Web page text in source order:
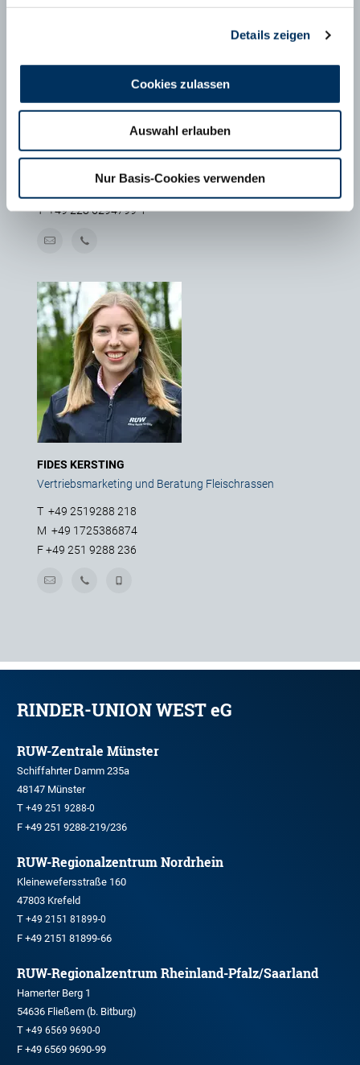
Details zeigen
Cookies zulassen
Auswahl erlauben
Nur Basis-Cookies verwenden
MAXIMILIAN SCHÄFER
Geschäftsführer FHB e.V., Bonn
T +49 228 6294799-1
FIDES KERSTING
Vertriebsmarketing und Beratung Fleischrassen
T +49 2519288 218
M +49 1725386874
F+49 251 9288 236
RINDER-UNION WEST eG
RUW-Zentrale Münster
Schiffahrter Damm 235a
48147 Münster
T +49 251 9288-0
F +49 251 9288-219/236
RUW-Regionalzentrum Nordrhein
Kleinewefersstraße 160
47803 Krefeld
T +49 2151 81899-0
F +49 2151 81899-66
RUW-Regionalzentrum Rheinland-Pfalz/Saarland
Hamerter Berg 1
54636 Fließem (b. Bitburg)
T +49 6569 9690-0
F +49 6569 9690-99